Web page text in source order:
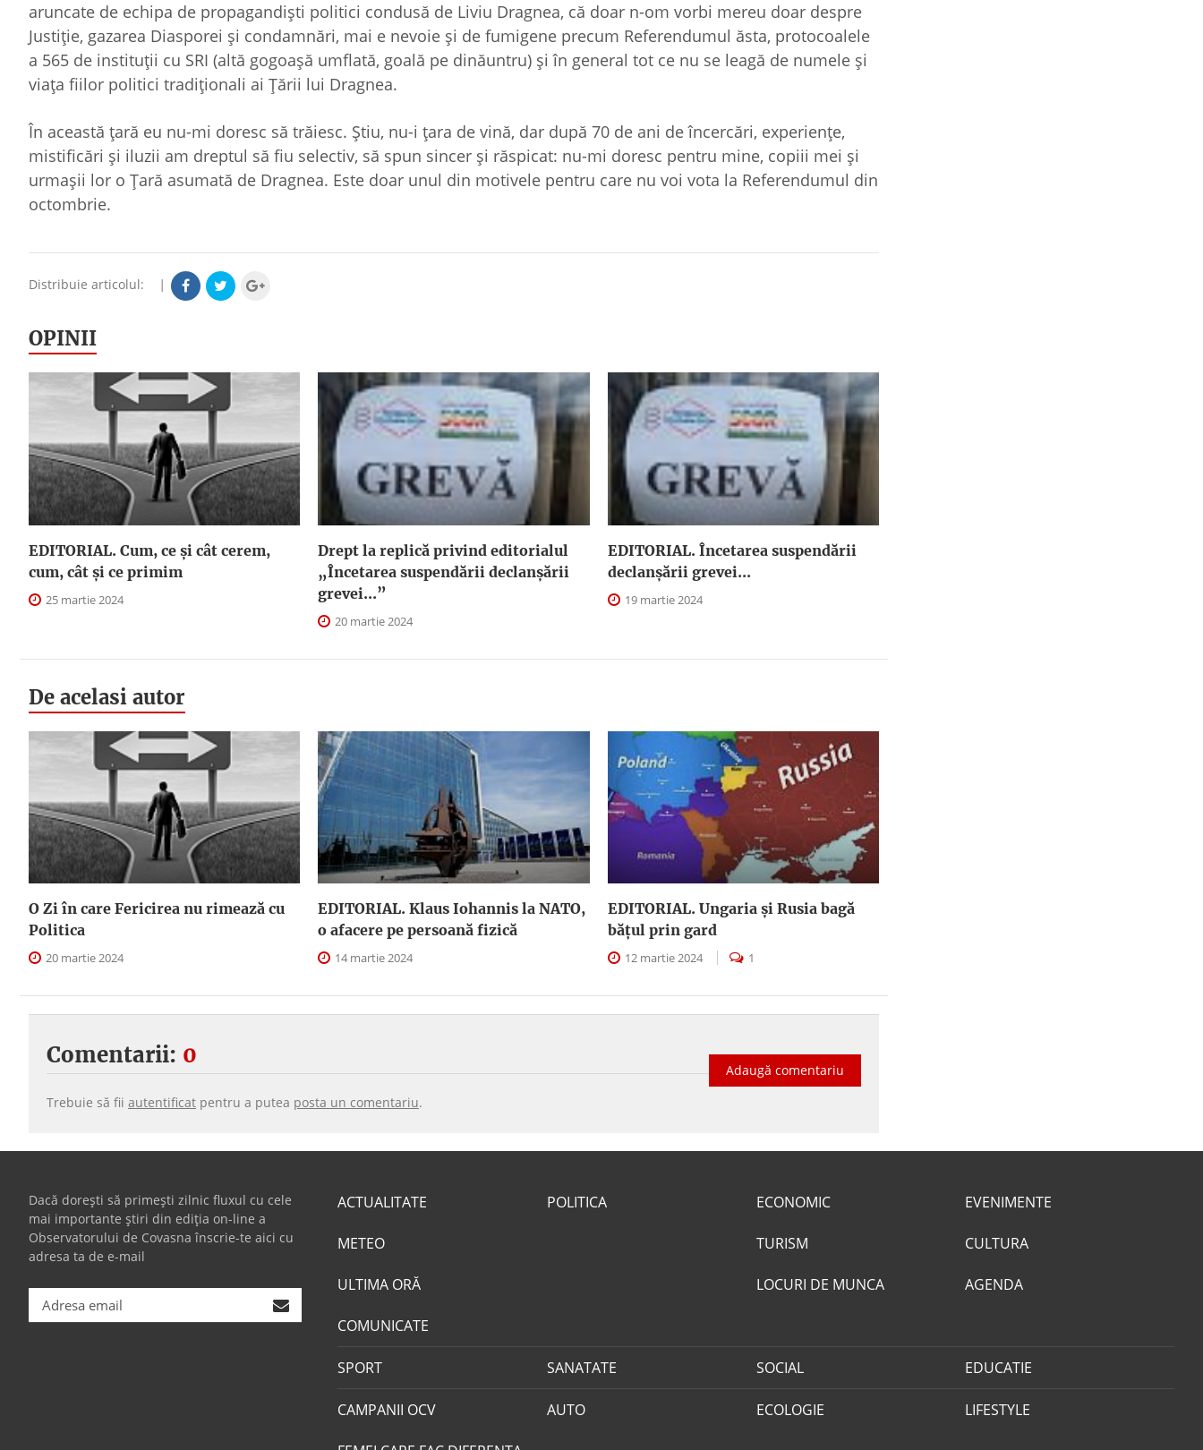
aruncate de echipa de propagandişti politici condusă de Liviu Dragnea, că doar n-om vorbi mereu doar despre
Justiţie, gazarea Diasporei şi condamnări, mai e nevoie şi de fumigene precum Referendumul ăsta, protocoalele
a 565 de instituţii cu SRI (altă gogoaşă umflată, goală pe dinăuntru) şi în general tot ce nu se leagă de numele şi
viaţa fiilor politici tradiţionali ai Ţării lui Dragnea.
În această ţară eu nu-mi doresc să trăiesc. Ştiu, nu-i ţara de vină, dar după 70 de ani de încercări, experienţe,
mistificări şi iluzii am dreptul să fiu selectiv, să spun sincer şi răspicat: nu-mi doresc pentru mine, copiii mei şi
urmaşii lor o Ţară asumată de Dragnea. Este doar unul din motivele pentru care nu voi vota la Referendumul din
octombrie.
Distribuie articolul: |
OPINII
EDITORIAL. Cum, ce şi cât cerem,
cum, cât şi ce primim
25 martie 2024
Drept la replică privind editorialul
„Încetarea suspendării declanşării
grevei...”
20 martie 2024
EDITORIAL. Încetarea suspendării
declanşării grevei...
19 martie 2024
De acelasi autor
O Zi în care Fericirea nu rimează cu
Politica
20 martie 2024
EDITORIAL. Klaus Iohannis la NATO,
o afacere pe persoană fizică
14 martie 2024
EDITORIAL. Ungaria şi Rusia bagă
băţul prin gard
12 martie 2024 1
Comentarii: 0
Adaugă comentariu
Trebuie să fii autentificat pentru a putea posta un comentariu.
Dacă dorești să primești zilnic fluxul cu cele
mai importante știri din ediția on-line a
Observatorului de Covasna înscrie-te aici cu
adresa ta de e-mail
ACTUALITATE
METEO
ULTIMA ORĂ
COMUNICATE
POLITICA ECONOMIC
TURISM
LOCURI DE MUNCA
EVENIMENTE
CULTURA
AGENDA
SPORT SANATATE SOCIAL EDUCATIE
CAMPANII OCV AUTO ECOLOGIE LIFESTYLE